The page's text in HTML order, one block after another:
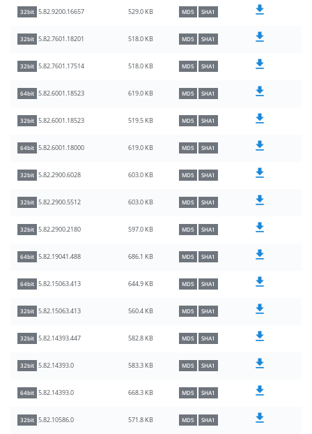
32bit 5.82.9200.16657 529.0 KB MD5 SHA1
32bit 5.82.7601.18201 518.0 KB MD5 SHA1
32bit 5.82.7601.17514 518.0 KB MD5 SHA1
64bit 5.82.6001.18523 619.0 KB MD5 SHA1
32bit 5.82.6001.18523 519.5 KB MD5 SHA1
64bit 5.82.6001.18000 619.0 KB MD5 SHA1
32bit 5.82.2900.6028 603.0 KB MD5 SHA1
32bit 5.82.2900.5512 603.0 KB MD5 SHA1
32bit 5.82.2900.2180 597.0 KB MD5 SHA1
64bit 5.82.19041.488 686.1 KB MD5 SHA1
64bit 5.82.15063.413 644.9 KB MD5 SHA1
32bit 5.82.15063.413 560.4 KB MD5 SHA1
32bit 5.82.14393.447 582.8 KB MD5 SHA1
32bit 5.82.14393.0 583.3 KB MD5 SHA1
64bit 5.82.14393.0 668.3 KB MD5 SHA1
32bit 5.82.10586.0 571.8 KB MD5 SHA1